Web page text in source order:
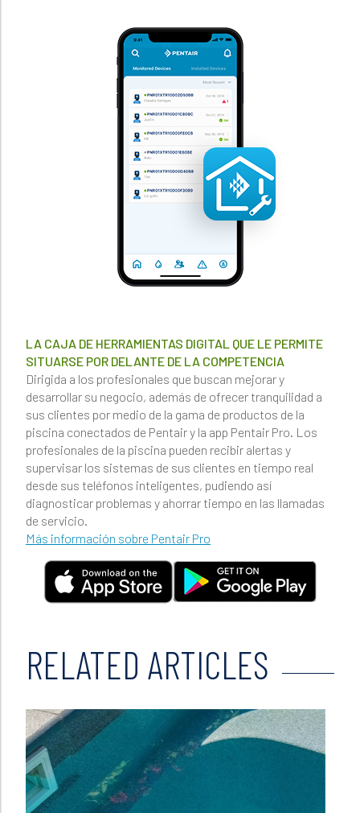
LA CAJA DE HERRAMIENTAS DIGITAL QUE LE PERMITE
SITUARSE POR DELANTE DE LA COMPETENCIA
Dirigida a los profesionales que buscan mejorar y
desarrollar su negocio, además de ofrecer tranquilidad a
sus clientes por medio de la gama de productos de la
piscina conectados de Pentair y la app Pentair Pro. Los
profesionales de la piscina pueden recibir alertas y
supervisar los sistemas de sus clientes en tiempo real
desde sus teléfonos inteligentes, pudiendo así
diagnosticar problemas y ahorrar tiempo en las llamadas
de servicio.
Más información sobre Pentair Pro
RELATED ARTICLES
Read